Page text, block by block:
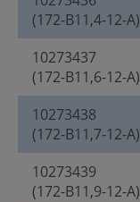
(172-B11,4-12-A)
10273437
(172-B11,6-12-A)
10273438
(172-B11,7-12-A)
10273439
(172-B11,9-12-A)